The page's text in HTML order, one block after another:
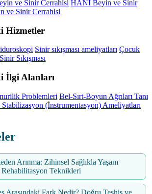
ve Sinir Cerrahisi HANİ Beyin ve Sinir
ve Sinir Cerrahisi
Hizmetler
Sinir sıkışması ameliyatları Çocuk
Sinir Sıkışması
İlgi Alanları
Problemleri Bel-Sırt-Boyun Ağrıları Tanı
(İnstrumentasyon) Ameliyatları
Arınma: Zihinsel Sağlıkla Yaşam
Teknikleri
Arasındaki Fark Nedir? Doğru Teşhis ve